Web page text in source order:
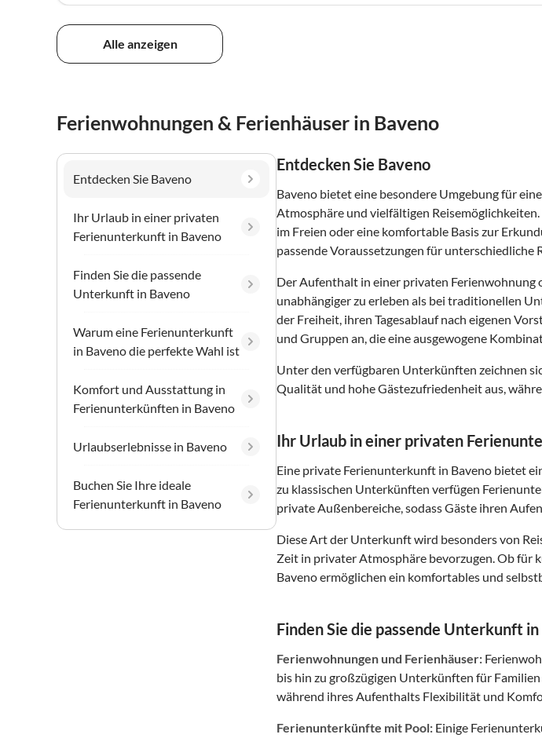
Alle anzeigen
Ferienwohnungen & Ferienhäuser in Baveno
Entdecken Sie Baveno
Ihr Urlaub in einer privaten
Ferienunterkunft in Baveno
Finden Sie die passende
Unterkunft in Baveno
Warum eine Ferienunterkunft
in Baveno die perfekte Wahl ist
Komfort und Ausstattung in
Ferienunterkünften in Baveno
Urlaubserlebnisse in Baveno
Buchen Sie Ihre ideale
Ferienunterkunft in Baveno
Entdecken Sie Baveno
Baveno bietet eine besondere Umgebung für
Atmosphäre und vielfältigen
im Freien oder eine komfortable Basis zur
passende Voraussetzungen für unterschiedliche
Der Aufenthalt in einer privaten Ferienwohnung
unabhängiger zu erleben als bei traditionellen
der Freiheit, ihren Tagesablauf nach eigenen
und Gruppen an, die eine ausgewogene
Unter den verfügbaren Unterkünften zeichnen
Qualität und hohe Gästezufriedenheit aus,
Ihr Urlaub in einer privaten
Eine private Ferienunterkunft in Baveno bietet
zu klassischen Unterkünften verfügen
private Außenbereiche, sodass Gäste ihren
Diese Art der Unterkunft wird besonders von
Zeit in privater Atmosphäre bevorzugen. Ob für
Baveno ermöglichen ein komfortables und
Finden Sie die passende Unterkunft
Ferienwohnungen und Ferienhäuser:
bis hin zu großzügigen Unterkünften für
während ihres Aufenthalts Flexibilität und
Ferienunterkünfte mit Pool: Einige